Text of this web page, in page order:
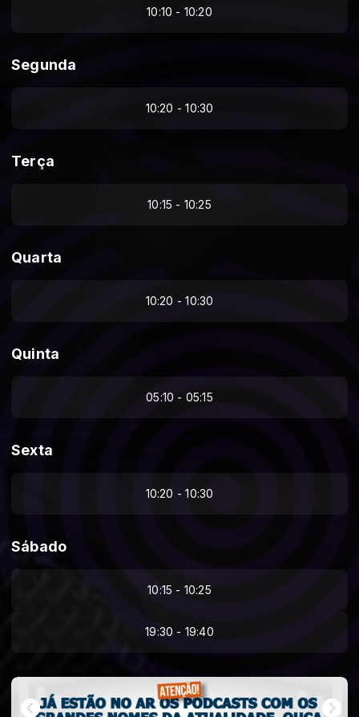
10:10 - 10:20
Segunda
10:20 - 10:30
Terça
10:15 - 10:25
Quarta
10:20 - 10:30
Quinta
05:10 - 05:15
Sexta
10:20 - 10:30
Sábado
10:15 - 10:25
19:30 - 19:40